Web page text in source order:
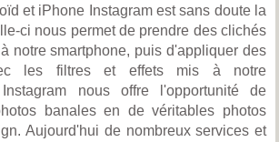
et iPhone Instagram est sans doute la
ci nous permet de prendre des clichés
notre smartphone, puis d'appliquer des
les filtres et effets mis à notre
nous offre l'opportunité de
banales en de véritables photos
Aujourd'hui de nombreux services et